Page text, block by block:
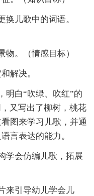
换儿歌中的词语。
物。（情感目标）
解决。
明白“吹绿、吹红”的
又写出了柳树，桃花
图来学习儿歌，并通
言表达的能力。
学会仿编儿歌，拓展
来引导幼儿学会儿